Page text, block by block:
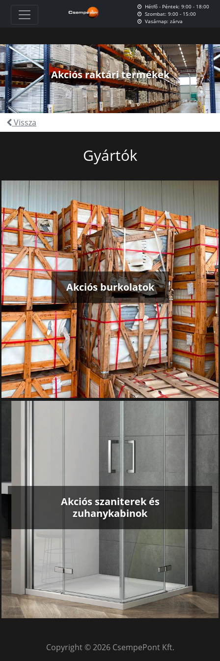
Hétfő - Péntek: 9:00 - 18:00
Szombat: 9:00 - 15:00
Vasárnap: zárva
Akciós raktári termékek
Vissza
Gyártók
Akciós burkolatok
Akciós szaniterek és
zuhanykabinok
Copyright © 2026 CsempePont Kft.